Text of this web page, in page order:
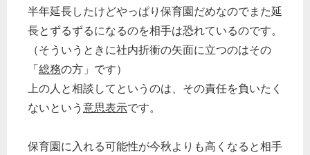
半年延長したけどやっぱり保育園だめなのでまた延
長とずるずるになるのを相手は恐れているのです。
（そういうときに社内折衝の矢面に立つのはその
「総務の方」です）
上の人と相談してというのは、その責任を負いたく
ないという 意思表示です。
保育園に入れる可能性が今秋よりも高くなると相手